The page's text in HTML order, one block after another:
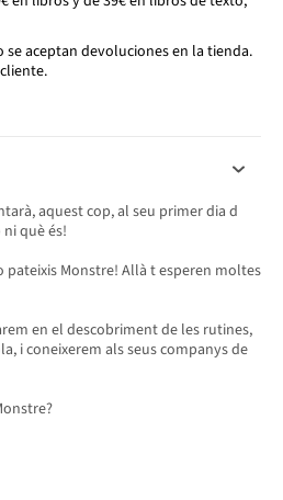
aceptan devoluciones en la tienda.
aquest cop, al seu primer dia d
què és!
pateixis Monstre! Allà t esperen moltes
en el descobriment de les rutines,
i coneixerem als seus companys de